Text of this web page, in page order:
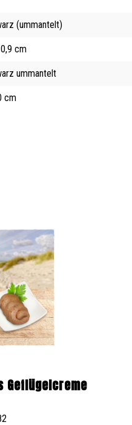
(ummantelt)
cm
ummantelt
cm
Geflügelcreme